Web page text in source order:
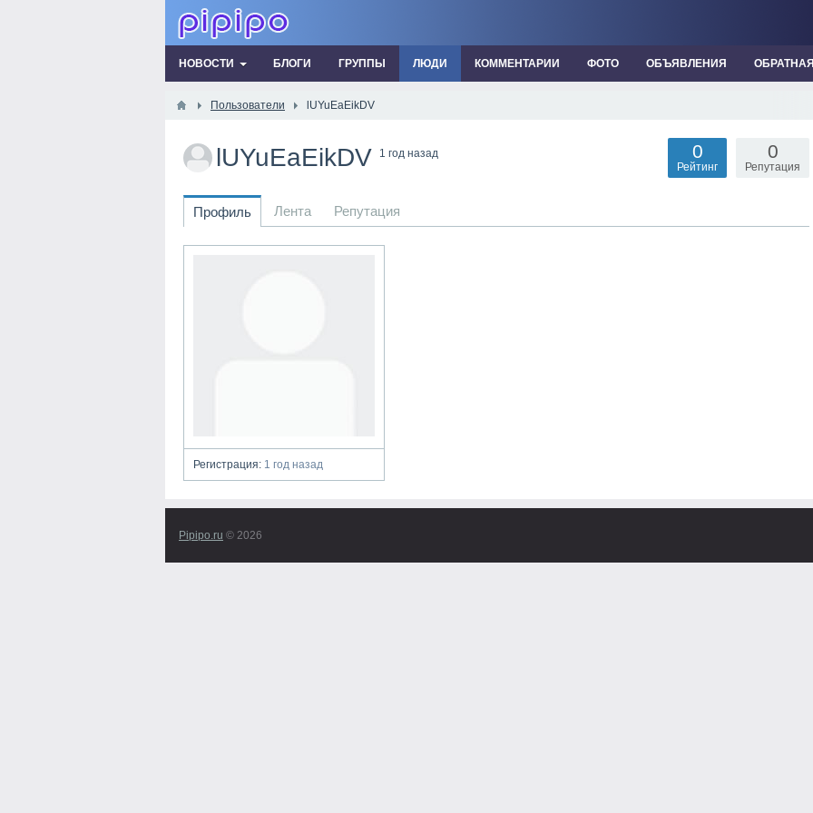
НОВОСТИ БЛОГИ ГРУППЫ ЛЮДИ КОММЕНТАРИИ ФОТО ОБЪЯВЛЕНИЯ
Пользователи lUYuEaEikDV
lUYuEaEikDV 1 год назад 0
Репутация
0
Рейтинг
Профиль Лента Репутация
Регистрация: 1 год назад
Pipipo.ru © 2026